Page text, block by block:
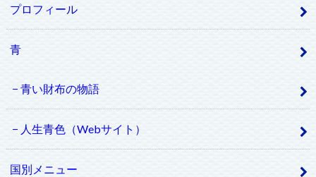
プロフィール
青
青い財布の物語
人生青色（Webサイト）
国別メニュー